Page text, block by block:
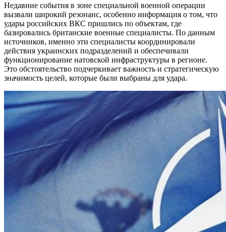
Недавние события в зоне специальной военной операции
вызвали широкий резонанс, особенно информация о том, что
удары российских ВКС пришлись по объектам, где
базировались британские военные специалисты. По данным
источников, именно эти специалисты координировали
действия украинских подразделений и обеспечивали
функционирование натовской инфраструктуры в регионе.
Это обстоятельство подчеркивает важность и стратегическую
значимость целей, которые были выбраны для удара.